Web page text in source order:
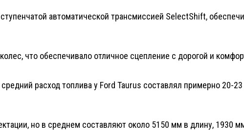
автоматической трансмиссией SelectShift,
что обеспечивало отличное сцепление с дорогой и
расход топлива у Ford Taurus составлял примерно 20-
но в среднем составляют около 5150 мм в длину, 1930